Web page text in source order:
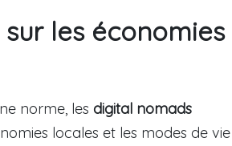
les économies
norme, les digital nomads
locales et les modes de vie